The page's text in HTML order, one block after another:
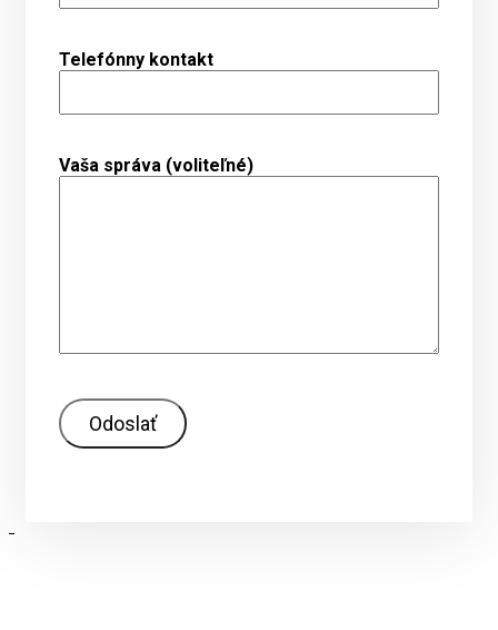
Telefónny kontakt
Vaša správa (voliteľné)